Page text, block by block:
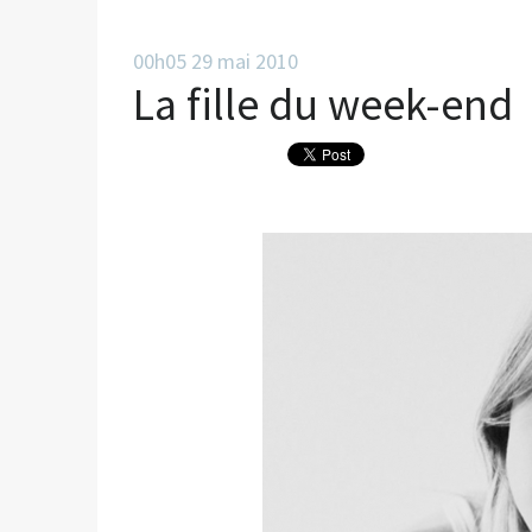
00h05 29 mai 2010
La fille du week-end